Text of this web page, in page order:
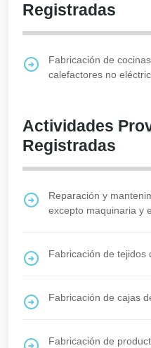
Registradas
Fabricación de
calefactores no
Actividades
Registradas
Reparación y
excepto maquinaria y
Fabricación de tejidos
Fabricación de cajas
Fabricación de